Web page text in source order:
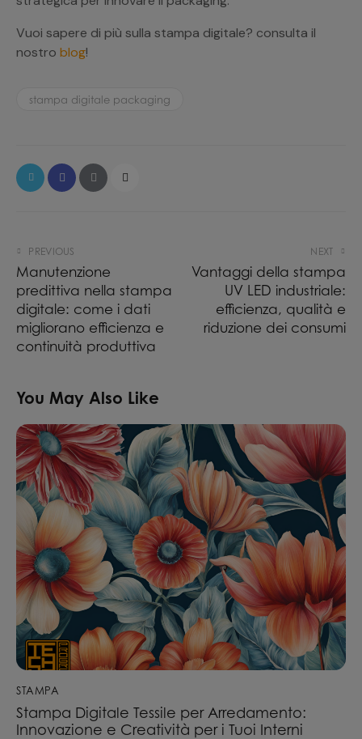
Vuoi sapere di più sulla stampa digitale? consulta il
nostro blog!
stampa digitale packaging
PREVIOUS
Manutenzione
predittiva nella stampa
digitale: come i dati
migliorano efficienza e
continuità produttiva
NEXT
Vantaggi della stampa
UV LED industriale:
efficienza, qualità e
riduzione dei consumi
You May Also Like
STAMPA
Stampa Digitale Tessile per Arredamento:
Innovazione e Creatività per i Tuoi Interni